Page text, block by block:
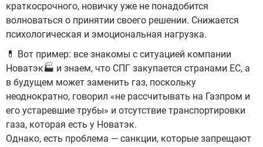
краткосрочного, новичку уже не понадобится
волноваться о принятии своего решении. Снижается
психологическая и эмоциональная нагрузка.
💊 Вот пример: все знакомы с ситуацией компании
Новатэк🏭 и знаем, что СПГ закупается странами ЕС, а
в будущем может заменить газ, поскольку
неоднократно, говорил «не рассчитывать на Газпром и
его устаревшие трубы» и отсутствие транспортировки
газа, которая есть у Новатэк.
Однако, есть проблема — санкции, которые запрещают